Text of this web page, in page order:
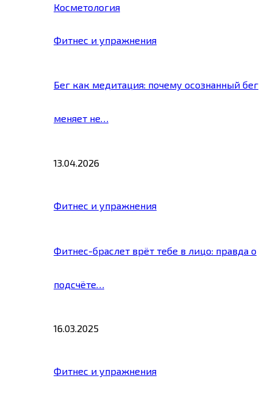
Косметология
Фитнес и упражнения
Бег как медитация: почему осознанный бег
меняет не…
13.04.2026
Фитнес и упражнения
Фитнес-браслет врёт тебе в лицо: правда о
подсчёте…
16.03.2025
Фитнес и упражнения